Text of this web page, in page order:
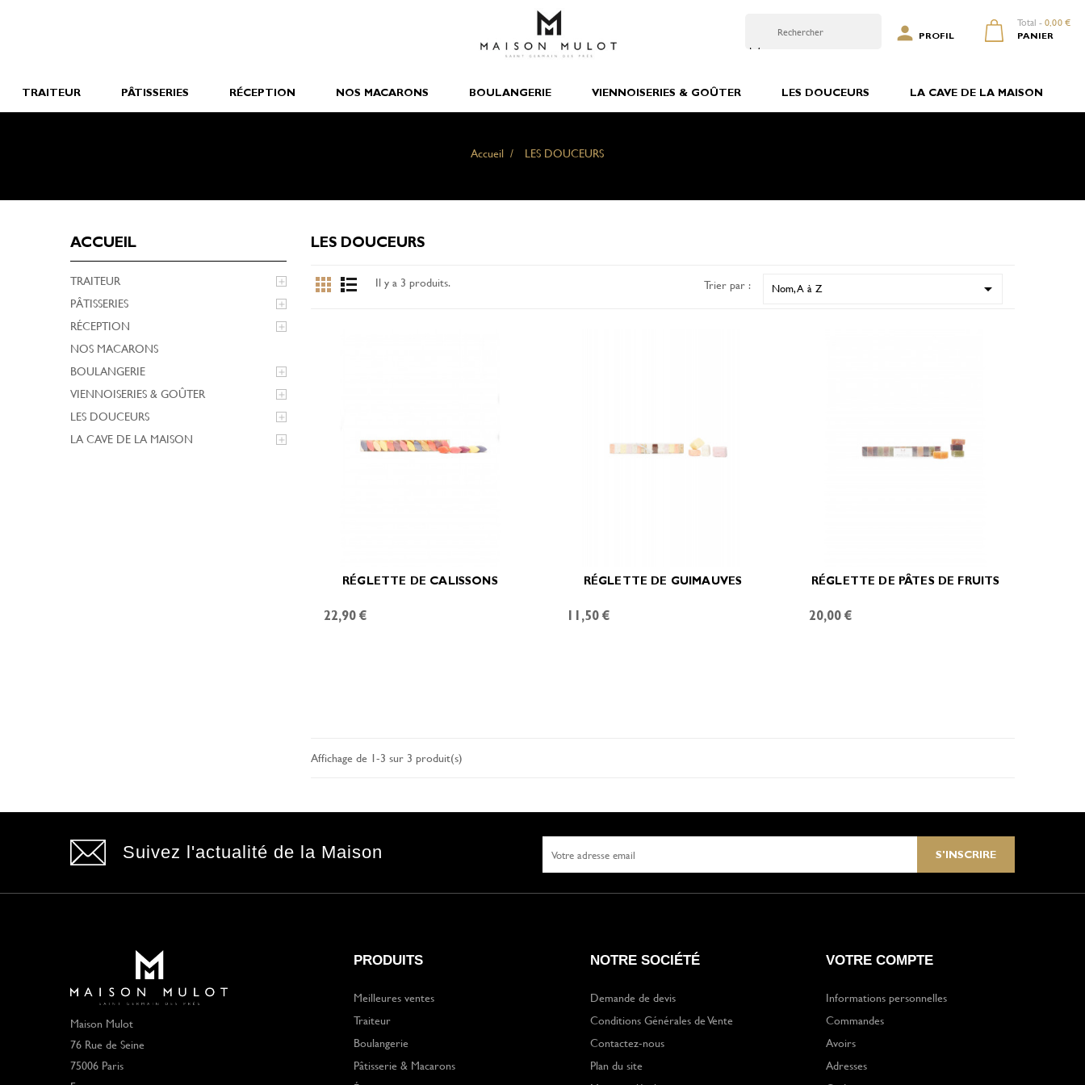
 PROFIL
TRAITEUR PÂTISSERIES RÉCEPTION NOS MACARONS BOULANGERIE VIENNOISERIES & GOÛTER LES DOUCEURS LA CAVE DE LA MAISON
Total -0,00 €
PANIER
Accueil LES DOUCEURS
ACCUEIL
TRAITEUR 
PÂTISSERIES 
RÉCEPTION 
NOS MACARONS
BOULANGERIE

VIENNOISERIES & GOÛTER 
LES DOUCEURS 
LA CAVE DE LA MAISON 
LES DOUCEURS
Il y a 3 produits. Trier par : Nom, A à Z 
RÉGLETTE DE CALISSONS
22,90 €
RÉGLETTE DE GUIMAUVES
11,50 €
RÉGLETTE DE PÂTES DE FRUITS
20,00 €
Affichage de 1-3 sur 3 produit(s)
Suivez l'actualité de la Maison
Maison Mulot
76 Rue de Seine
75006 Paris
PRODUITS
Meilleures ventes
Traiteur
Boulangerie
Pâtisserie & Macarons
NOTRE SOCIÉTÉ
Demande de devis
Conditions Générales de Vente
Contactez-nous
Plan du site
VOTRE COMPTE
Informations personnelles
Commandes
Avoirs
Adresses